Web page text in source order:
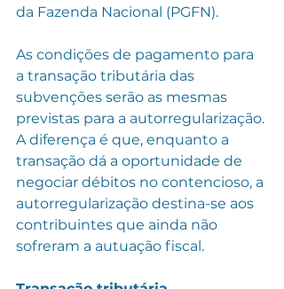
da Fazenda Nacional (PGFN).
As condições de pagamento para
a transação tributária das
subvenções serão as mesmas
previstas para a autorregularização.
A diferença é que, enquanto a
transação dá a oportunidade de
negociar débitos no contencioso, a
autorregularização destina-se aos
contribuintes que ainda não
sofreram a autuação fiscal.